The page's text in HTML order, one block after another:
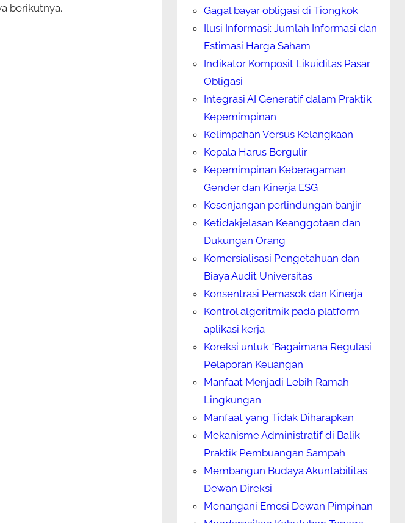
berikutnya.
Gagal bayar obligasi di Tiongkok
Ilusi Informasi: Jumlah Informasi dan
Estimasi Harga Saham
Indikator Komposit Likuiditas Pasar
Obligasi
Integrasi AI Generatif dalam Praktik
Kepemimpinan
Kelimpahan Versus Kelangkaan
Kepala Harus Bergulir
Kepemimpinan Keberagaman
Gender dan Kinerja ESG
Kesenjangan perlindungan banjir
Ketidakjelasan Keanggotaan dan
Dukungan Orang
Komersialisasi Pengetahuan dan
Biaya Audit Universitas
Konsentrasi Pemasok dan Kinerja
Kontrol algoritmik pada platform
aplikasi kerja
Koreksi untuk “Bagaimana Regulasi
Pelaporan Keuangan
Manfaat Menjadi Lebih Ramah
Lingkungan
Manfaat yang Tidak Diharapkan
Mekanisme Administratif di Balik
Praktik Pembuangan Sampah
Membangun Budaya Akuntabilitas
Dewan Direksi
Menangani Emosi Dewan Pimpinan